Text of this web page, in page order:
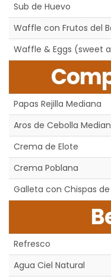
Sub de Huevo
Waffle con Frutos del
Waffle & Eggs (sweet
Papas Rejilla Mediana
Aros de Cebolla
Crema de Elote
Crema Poblana
Galleta con Chispas
Refresco
Agua Ciel Natural